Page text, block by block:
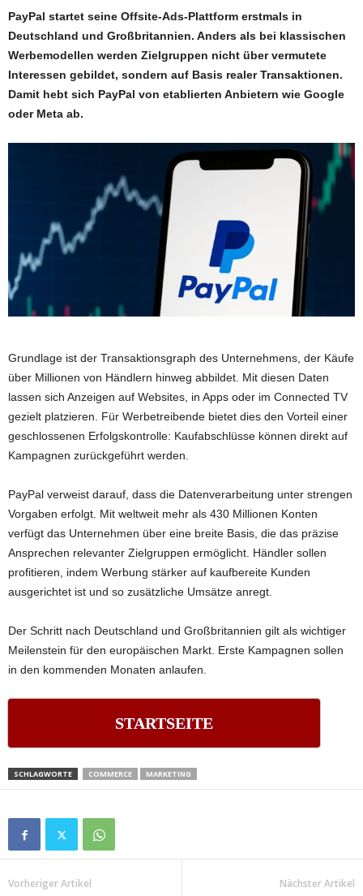
PayPal startet seine Offsite-Ads-Plattform erstmals in
Deutschland und Großbritannien. Anders als bei klassischen
Werbemodellen werden Zielgruppen nicht über vermutete
Interessen gebildet, sondern auf Basis realer Transaktionen.
Damit hebt sich PayPal von etablierten Anbietern wie Google
oder Meta ab.
Grundlage ist der Transaktionsgraph des Unternehmens, der Käufe
über Millionen von Händlern hinweg abbildet. Mit diesen Daten
lassen sich Anzeigen auf Websites, in Apps oder im Connected TV
gezielt platzieren. Für Werbetreibende bietet dies den Vorteil einer
geschlossenen Erfolgskontrolle: Kaufabschlüsse können direkt auf
Kampagnen zurückgeführt werden.
PayPal verweist darauf, dass die Datenverarbeitung unter strengen
Vorgaben erfolgt. Mit weltweit mehr als 430 Millionen Konten
verfügt das Unternehmen über eine breite Basis, die das präzise
Ansprechen relevanter Zielgruppen ermöglicht. Händler sollen
profitieren, indem Werbung stärker auf kaufbereite Kunden
ausgerichtet ist und so zusätzliche Umsätze anregt.
Der Schritt nach Deutschland und Großbritannien gilt als wichtiger
Meilenstein für den europäischen Markt. Erste Kampagnen sollen
in den kommenden Monaten anlaufen.
STARTSEITE
SCHLAGWORTE COMMERCE MARKETING
Vorheriger Artikel Nächster Artikel